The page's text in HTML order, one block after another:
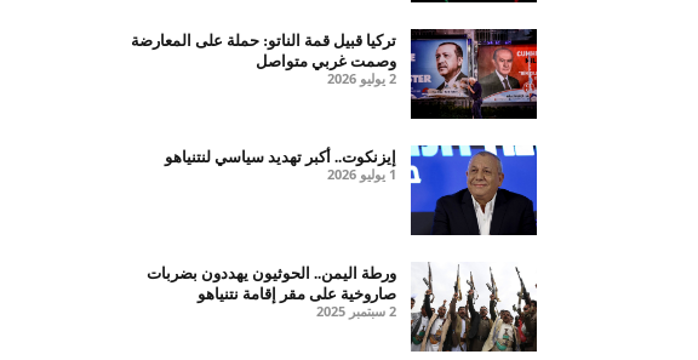
تركيا قبيل قمة الناتو: حملة على المعارضة
وصمت غربي متواصل
2 يوليو 2026
إيزنكوت.. أكبر تهديد سياسي لنتنياهو
1 يوليو 2026
ورطة اليمن.. الحوثيون يهددون بضربات
صاروخية على مقر إقامة نتنياهو
2 سبتمبر 2025